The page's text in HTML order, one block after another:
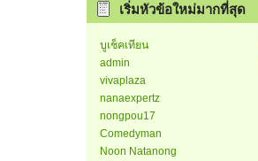
เริ่มหัวข้อใหม่มากที่สุด
บูเช็คเทียน
admin
vivaplaza
nanaexpertz
nongpou17
Comedyman
Noon Natanong